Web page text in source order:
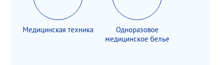
Медицинская техника
Одноразовое
медицинское белье